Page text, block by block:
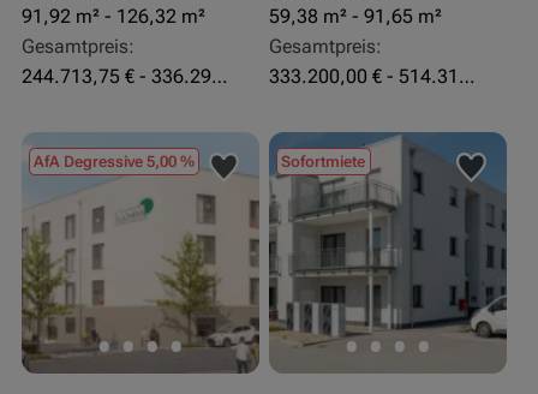
91,92 m² - 126,32 m²
Gesamtpreis:
244.713,75 € - 336.292 €
59,38 m² - 91,65 m²
Gesamtpreis:
333.200,00 € - 514.310,00 €
AfA Degressive 5,00 % Sofortmiete